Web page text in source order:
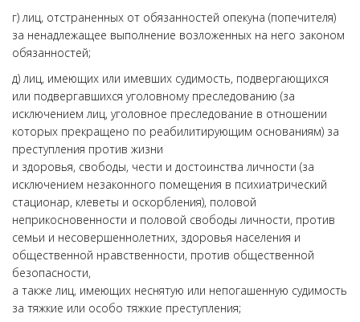
г) лиц, отстраненных от обязанностей опекуна (попечителя)
за ненадлежащее выполнение возложенных на него законом
обязанностей;
д) лиц, имеющих или имевших судимость, подвергающихся
или подвергавшихся уголовному преследованию (за
исключением лиц, уголовное преследование в отношении
которых прекращено по реабилитирующим основаниям) за
преступления против жизни
и здоровья, свободы, чести и достоинства личности (за
исключением незаконного помещения в психиатрический
стационар, клеветы и оскорбления), половой
неприкосновенности и половой свободы личности, против
семьи и несовершеннолетних, здоровья населения и
общественной нравственности, против общественной
безопасности,
а также лиц, имеющих неснятую или непогашенную судимость
за тяжкие или особо тяжкие преступления;